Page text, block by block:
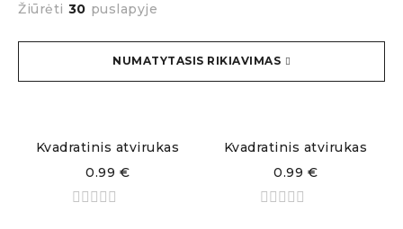
NUMATYTASIS RIKIAVIMAS
Žiūrėti 30 puslapyje
Kvadratinis atvirukas
0.99 €
Kvadratinis atvirukas
0.99 €